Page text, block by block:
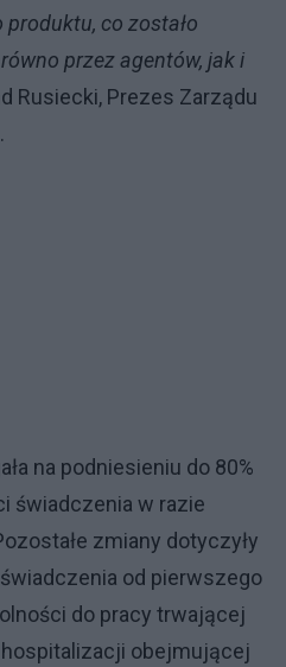
co zostało
przez agentów, jak i
Rusiecki, Prezes Zarządu
na podniesieniu do 80%
świadczenia w razie
zmiany dotyczyły
od pierwszego
do pracy trwającej
obejmującej